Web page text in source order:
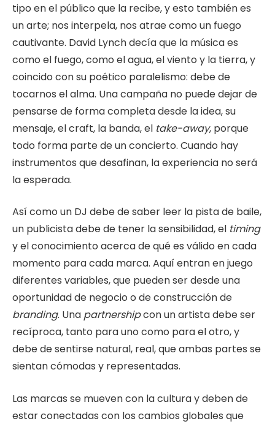
tipo en el público que la recibe, y esto también es
un arte; nos interpela, nos atrae como un fuego
cautivante. David Lynch decía que la música es
como el fuego, como el agua, el viento y la tierra, y
coincido con su poético paralelismo: debe de
tocarnos el alma. Una campaña no puede dejar de
pensarse de forma completa desde la idea, su
mensaje, el craft, la banda, el take-away, porque
todo forma parte de un concierto. Cuando hay
instrumentos que desafinan, la experiencia no será
la esperada.
Así como un DJ debe de saber leer la pista de baile,
un publicista debe de tener la sensibilidad, el timing
y el conocimiento acerca de qué es válido en cada
momento para cada marca. Aquí entran en juego
diferentes variables, que pueden ser desde una
oportunidad de negocio o de construcción de
branding. Una partnershipcon un artista debe ser
recíproca, tanto para uno como para el otro, y
debe de sentirse natural, real, que ambas partes se
sientan cómodas y representadas.
Las marcas se mueven con la cultura y deben de
estar conectadas con los cambios globales que